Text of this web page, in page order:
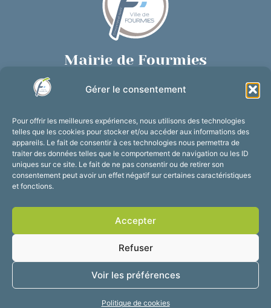
Gérer le consentement
Pour offrir les meilleures expériences, nous utilisons des technologies
telles que les cookies pour stocker et/ou accéder aux informations des
appareils. Le fait de consentir à ces technologies nous permettra de
traiter des données telles que le comportement de navigation ou les ID
uniques sur ce site. Le fait de ne pas consentir ou de retirer son
consentement peut avoir un effet négatif sur certaines caractéristiques
et fonctions.
Accepter
Refuser
Voir les préférences
Politique de cookies
Mairie de Fourmies
03 27 59 69 79
Horaires d’ouverture
Du lundi au vendredi :
de 8h30 à 12h et de 13h30 à 17h30
Suivez-nous !
Accessibilité
Mentions légales
2025 © Propulsé par